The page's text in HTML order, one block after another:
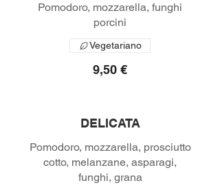
Pomodoro, mozzarella, funghi
9,50 €
Vegetariano
DELICATA
Pomodoro, mozzarella, prosciutto
cotto, melanzane, asparagi,
funghi, grana